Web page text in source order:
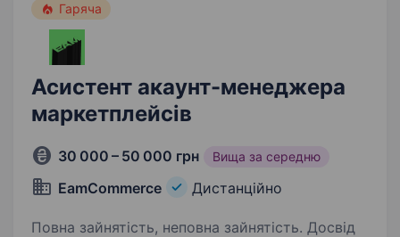
Гаряча
Асистент акаунт-менеджера
маркетплейсів
30 000 – 50 000 грн Вища за середню
EamCommerce Дистанційно
Повна зайнятість, неповна зайнятість. Досвід